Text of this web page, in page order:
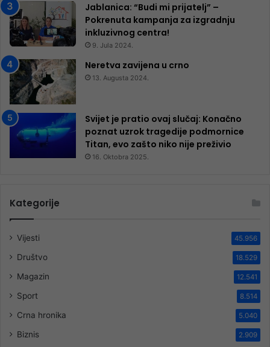
Jablanica: “Budi mi prijatelj” –
Pokrenuta kampanja za izgradnju
inkluzivnog centra!
9. Jula 2024.
Neretva zavijena u crno
13. Augusta 2024.
Svijet je pratio ovaj slučaj: Konačno
poznat uzrok tragedije podmornice
Titan, evo zašto niko nije preživio
16. Oktobra 2025.
Kategorije
Vijesti 45.956
Društvo 18.529
Magazin 12.541
Sport 8.514
Crna hronika 5.040
Biznis 2.909